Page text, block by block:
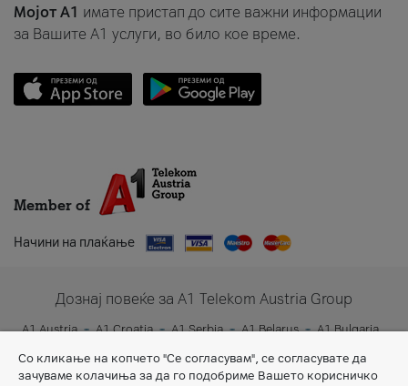
Мојот A1 имате пристап до сите важни информации
за Вашите A1 услуги, во било кое време.
Member of
Начини на плаќање
Дознај повеќе за A1 Telekom Austria Group
A1 Austria A1 Croatia A1 Serbia A1 Belarus
A1 Bulgaria
A1 Slovenia
A1 Digital
Со кликање на копчето "Се согласувам", се согласувате да
зачуваме колачиња за да го подобриме Вашето корисничко